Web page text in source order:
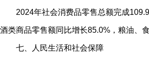
2024年社会消费品零售总额完成
酒类商品零售额同比增长85.0%，粮油、
七、人民生活和社会保障